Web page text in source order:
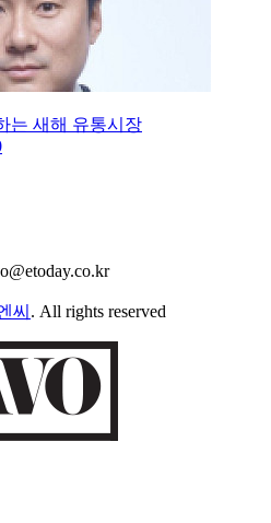
는 새해 유통시장
씨 . All rights reserved